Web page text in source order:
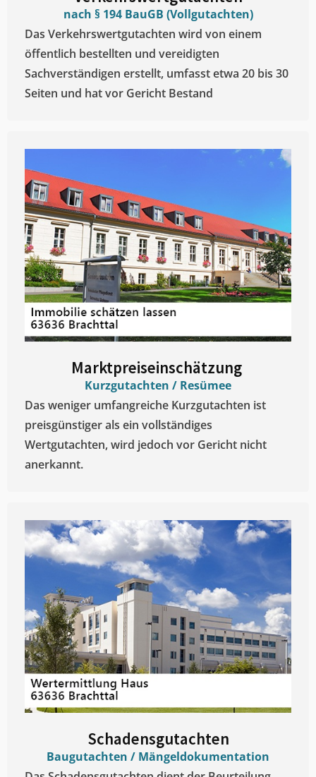
nach § 194 BauGB (Vollgutachten)
Das Verkehrswertgutachten wird von einem
öffentlich bestellten und vereidigten
Sachverständigen erstellt, umfasst etwa 20 bis 30
Seiten und hat vor Gericht Bestand
Marktpreiseinschätzung ​
Kurzgutachten / Resümee
Das weniger umfangreiche Kurzgutachten ist
preisgünstiger als ein vollständiges
Wertgutachten, wird jedoch vor Gericht nicht
anerkannt.
Schadensgutachten
Baugutachten / Mängeldokumentation